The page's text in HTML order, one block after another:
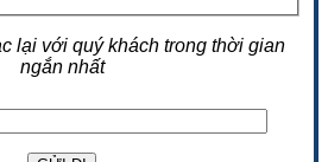
lại với quý khách trong thời gian
ngắn nhất